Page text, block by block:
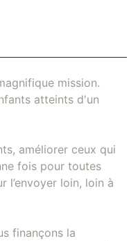
mission.
atteints d'un
améliorer ceux qui
fois pour toutes
l’envoyer loin, loin à
finançons la